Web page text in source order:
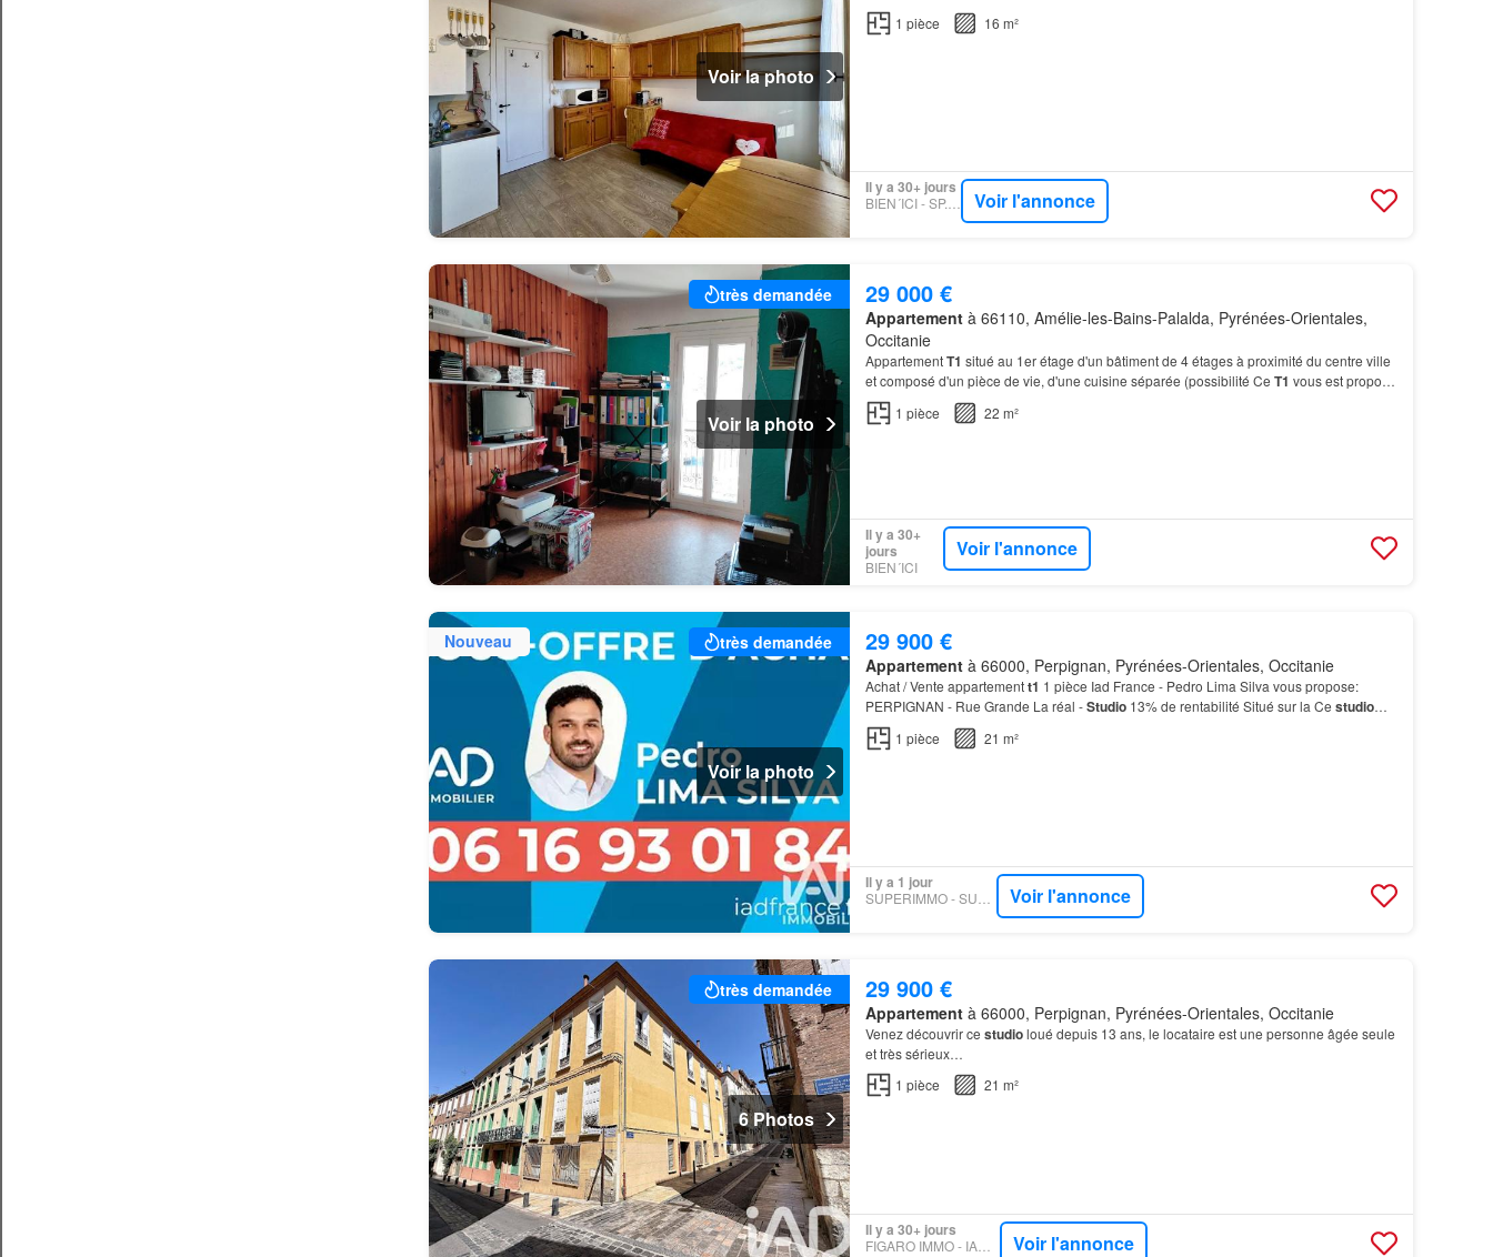
Voir la photo
1 pièce 16 m²
Il y a 30+ jours
Voir l'annonce
très demandée
Voir la photo
29 000 €
Appartementà 66110, Amélie-les-Bains-Palalda, Pyrénées-Orientales,
Occitanie
AppartementT1 situé au 1er étage d'un bâtiment de 4 étages à proximité du centre ville
et composé d'un pièce de vie, d'une cuisine séparée (possibilité Ce T1 vous est proposé
au prix: 29 000 euros Honoraires charge vendeur.…
1 pièce 22 m²
Il y a 30+
jours
BIEN´ICI
Voir l'annonce
Nouveau très demandée
Voir la photo
29 900 €
Appartementà 66000, Perpignan, Pyrénées-Orientales, Occitanie
Achat / Vente appartementt1 1 pièce Iad France - Pedro Lima Silva vous propose:
PERPIGNAN - Rue Grande La réal -Studio13% de rentabilité Situé sur la Ce studio
offre une grande rentabilité, 13% brut, l'appartement est loué…
1 pièce 21 m²
Il y a 1 jour
Voir l'annonce
très demandée
6 Photos
29 900 €
Appartementà 66000, Perpignan, Pyrénées-Orientales, Occitanie
Venez découvrir ce studioloué depuis 13 ans, le locataire est une personne âgée seule
et très sérieux…
1 pièce 21 m²
Il y a 30+ jours
FIGARO IMMO - IAD FRANCE Voir l'annonce